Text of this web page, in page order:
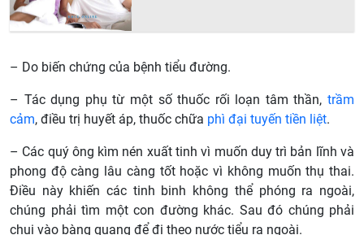
– Do biến chứng của bệnh tiểu đường.
– Tác dụng phụ từ một số thuốc rối loạn tâm thần, trầm
cảm, điều trị huyết áp, thuốc chữa phì đại tuyến tiền liệt.
– Các quý ông kìm nén xuất tinh vì muốn duy trì bản lĩnh và
phong độ càng lâu càng tốt hoặc vì không muốn thụ thai.
Điều này khiến các tinh binh không thể phóng ra ngoài,
chúng phải tìm một con đường khác. Sau đó chúng phải
chui vào bàng quang để đi theo nước tiểu ra ngoài.